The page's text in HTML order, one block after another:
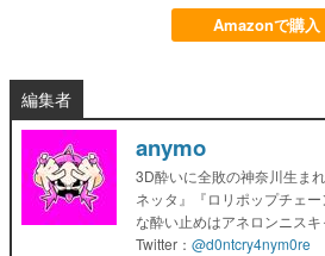
Amazonで購入
編集者
anymo
3D酔いに全敗の神奈川生ま
ネッタ』『ロリポップチェ
な酔い止めはアネロンニスキ
Twitter： @d0ntcry4nym0re